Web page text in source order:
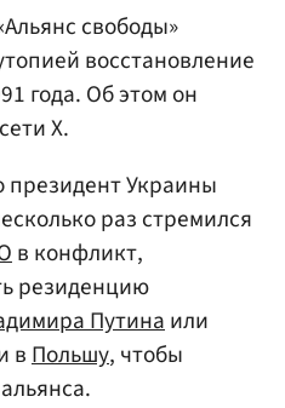
свободы»
восстановление
года. Об этом он
X.
президент Украины
раз стремился
в конфликт,
резиденцию
Путинаили
вПольшу, чтобы